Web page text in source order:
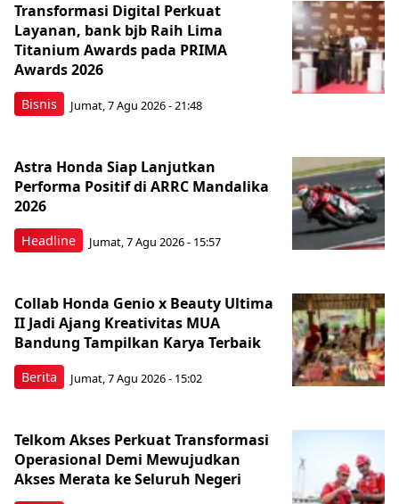
Bisnis
Transformasi Digital Perkuat
Layanan, bank bjb Raih Lima
Titanium Awards pada PRIMA
Awards 2026
Jumat, 7 Agu 2026 - 21:48
Headline
Astra Honda Siap Lanjutkan
Performa Positif di ARRC Mandalika
2026
Jumat, 7 Agu 2026 - 15:57
Berita
Collab Honda Genio x Beauty Ultima
II Jadi Ajang Kreativitas MUA
Bandung Tampilkan Karya Terbaik
Jumat, 7 Agu 2026 - 15:02
Telkom Akses Perkuat Transformasi
Operasional Demi Mewujudkan
Akses Merata ke Seluruh Negeri